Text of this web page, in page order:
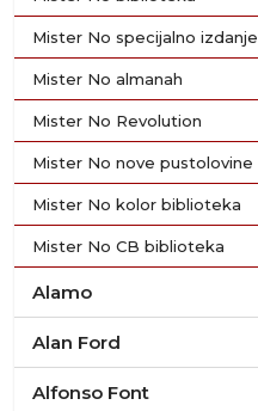
Mister No specijalno izdanje
Mister No almanah
Mister No Revolution
Mister No nove pustolovine
Mister No kolor biblioteka
Mister No CB biblioteka
Alamo
Alan Ford
Alfonso Font